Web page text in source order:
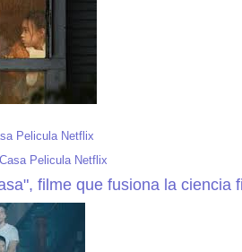
Pelicula Netflix
Pelicula Netflix
filme que fusiona la ciencia